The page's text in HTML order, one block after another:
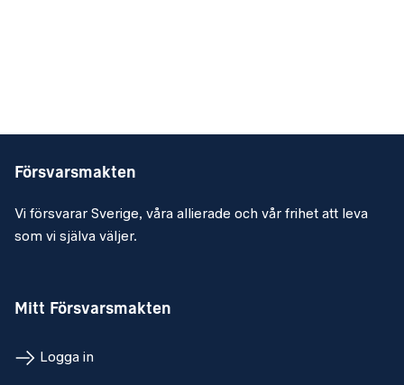
Försvarsmakten
Vi försvarar Sverige, våra allierade och vår frihet att leva
som vi själva väljer.
Mitt Försvarsmakten
Logga in